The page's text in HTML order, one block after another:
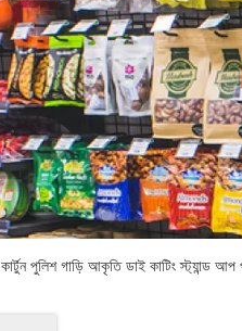
কার্টুন পুলিশ গাড়ি আকৃতি ডাই কাটিং স্ট্যান্ড আপ